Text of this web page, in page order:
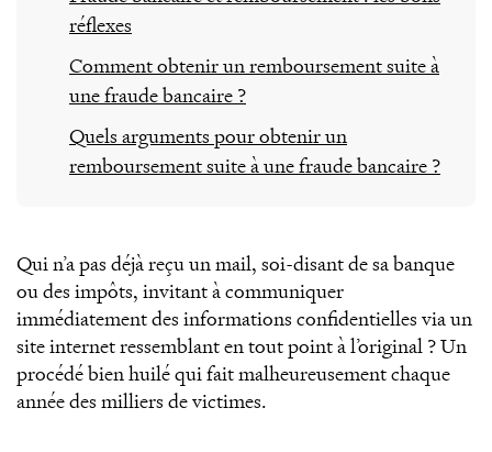
réflexes
Comment obtenir un remboursement suite à
une fraude bancaire ?
Quels arguments pour obtenir un
remboursement suite à une fraude bancaire ?
Qui n’a pas déjà reçu un mail, soi-disant de sa banque
ou des impôts, invitant à communiquer
immédiatement des informations confidentielles via un
site internet ressemblant en tout point à l’original ? Un
procédé bien huilé qui fait malheureusement chaque
année des milliers de victimes.